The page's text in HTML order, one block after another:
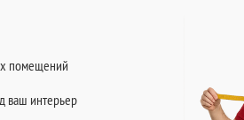
помещений
ваш интерьер